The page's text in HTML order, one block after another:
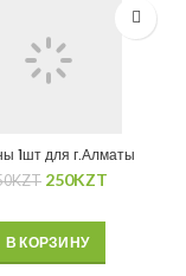
1шт для г.Алматы
KZT 250KZT
В КОРЗИНУ